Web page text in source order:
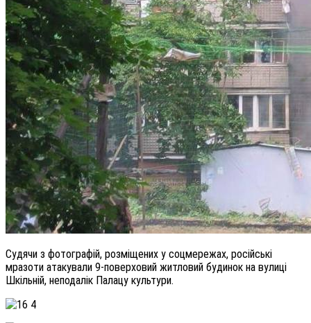
Судячи з фотографій, розміщених у соцмережах, російські
мразоти атакували 9-поверховий житловий будинок на вулиці
Шкільній, неподалік Палацу культури.